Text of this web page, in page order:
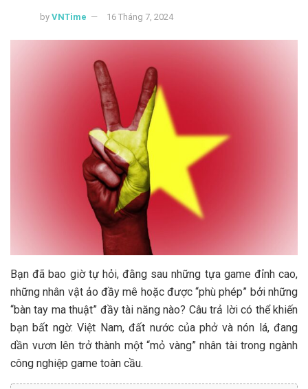
by VNTime 16 Tháng 7, 2024
Bạn đã bao giờ tự hỏi, đằng sau những tựa game đỉnh cao,
những nhân vật ảo đầy mê hoặc được “phù phép” bởi những
“bàn tay ma thuật” đầy tài năng nào? Câu trả lời có thể khiến
bạn bất ngờ: Việt Nam, đất nước của phở và nón lá, đang
dần vươn lên trở thành một “mỏ vàng” nhân tài trong ngành
công nghiệp game toàn cầu.